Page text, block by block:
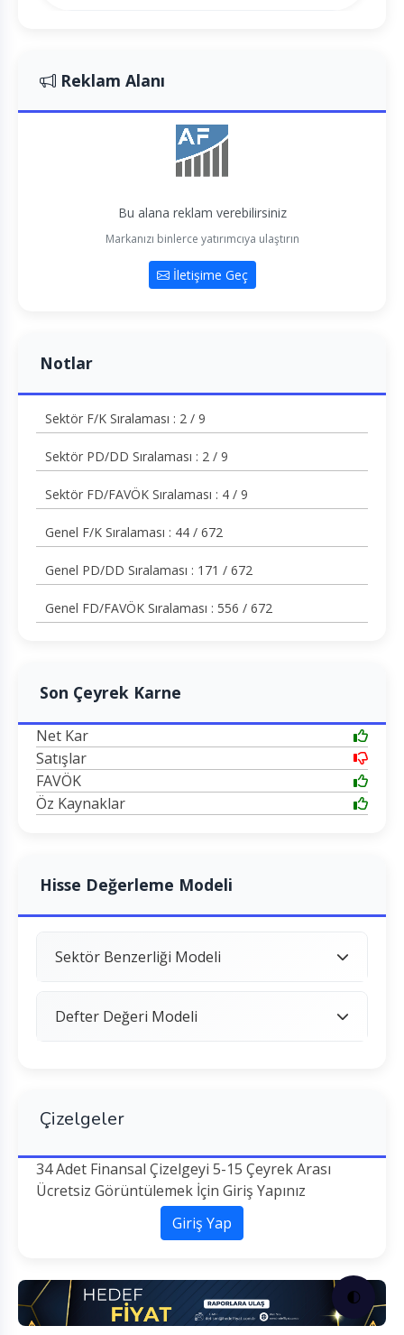
🌓
Reklam Alanı
Bu alana reklam verebilirsiniz
Markanızı binlerce yatırımcıya ulaştırın
İletişime Geç
Notlar
Sektör F/K Sıralaması : 2 / 9
Sektör PD/DD Sıralaması : 2 / 9
Sektör FD/FAVÖK Sıralaması : 4 / 9
Genel F/K Sıralaması : 44 / 672
Genel PD/DD Sıralaması : 171 / 672
Genel FD/FAVÖK Sıralaması : 556 / 672
Son Çeyrek Karne
Net Kar
Satışlar
FAVÖK
Öz Kaynaklar
Hisse Değerleme Modeli
Sektör Benzerliği Modeli
Defter Değeri Modeli
Çizelgeler
34 Adet Finansal Çizelgeyi 5-15 Çeyrek Arası
Ücretsiz Görüntülemek İçin Giriş Yapınız
Giriş Yap